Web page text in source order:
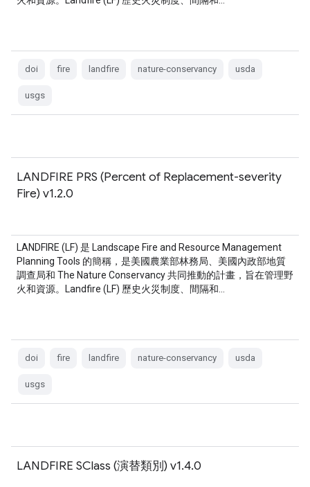
doi fire landfire nature-conservancy usda
usgs
LANDFIRE PRS (Percent of Replacement-severity
Fire) v1.2.0
LANDFIRE (LF) 是 Landscape Fire and Resource Management
Planning Tools 的簡稱，是美國農業部林務局、美國內政部地質
調查局和 The Nature Conservancy 共同推動的計畫，旨在管理野
火和資源。Landfire (LF) 歷史火災制度、間隔和…
doi fire landfire nature-conservancy usda
usgs
LANDFIRE SClass (演替類別) v1.4.0